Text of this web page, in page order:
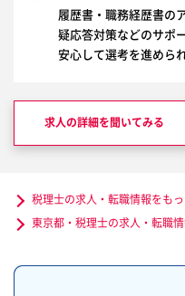
履歴書・職務経歴書の
疑応答対策などのサポ
安心して選考を進めら
求人の詳細を聞いてみる
税理士の求人・転職情報をも
東京都・税理士の求人・転職